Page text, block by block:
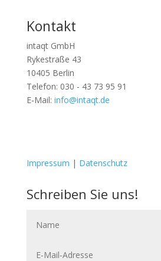
Kontakt
intaqt GmbH
Rykestraße 43
10405 Berlin
Telefon: 030 - 43 73 95 91
E-Mail: info@intaqt.de
Impressum | Datenschutz
Schreiben Sie uns!
Mail-